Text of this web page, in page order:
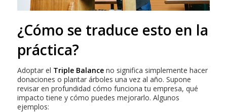
¿Cómo se traduce esto en la
práctica?
Adoptar el Triple Balanceno significa simplemente hacer
donaciones o plantar árboles una vez al año. Supone
revisar en profundidad cómo funciona tu empresa, qué
impacto tiene y cómo puedes mejorarlo. Algunos
ejemplos: